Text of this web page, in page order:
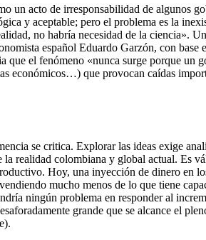
acto de irresponsabilidad de algunos
y aceptable; pero el problema es la
no habría necesidad de la ciencia».
español Eduardo Garzón, con
el fenómeno «nunca surge porque
económicos…) que provocan caídas
se critica. Explorar las ideas exige
realidad colombiana y global actual. Es
Hoy, una inyección de dinero en
mucho menos de lo que tiene
ningún problema en responder al
grande que se alcance el